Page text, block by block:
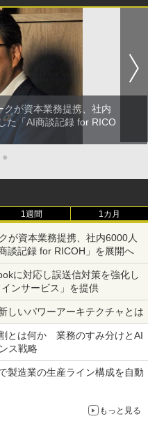
クが資本業務提携、社内
た「AI商談記録 for RICO
●
1週間 1カ月
が資本業務提携、社内6000人
談記録 for RICOH」を展開へ
に対応し誤送信対策を強化し
ンサービス」を提供
しいパワーアーキテクチャとは
とは何か 業務のすみ分けとAI
ス戦略
製造業の生産ライン構成を自動
もっと見る